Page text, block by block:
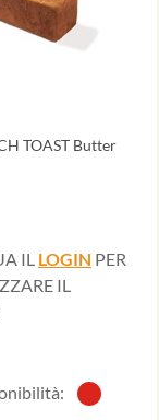
TOAST Butter
IL LOGIN PER
IL